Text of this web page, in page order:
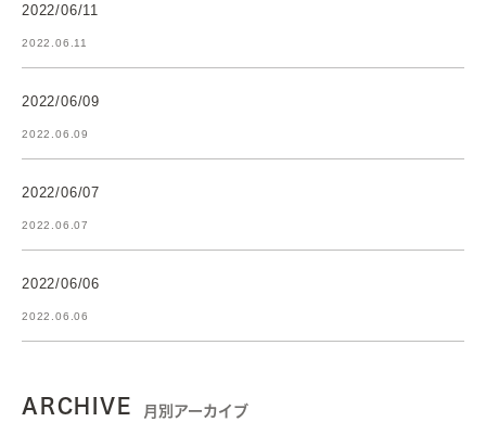
2022/06/11
2022.06.11
2022/06/09
2022.06.09
2022/06/07
2022.06.07
2022/06/06
2022.06.06
ARCHIVE 月別アーカイブ